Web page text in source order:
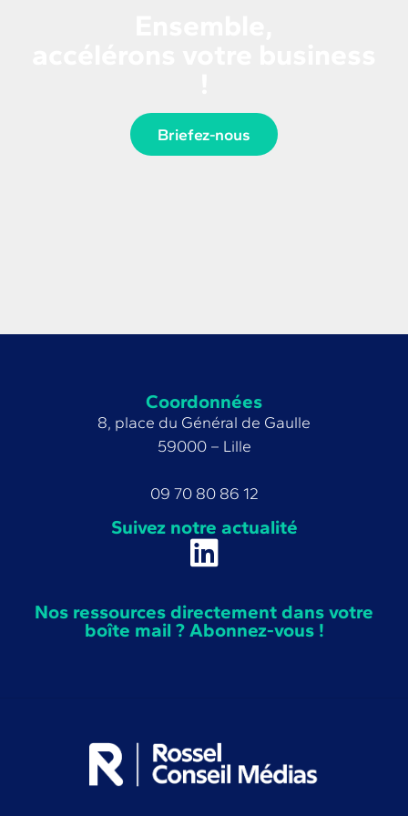
Briefez-nous
Coordonnées
8, place du Général de Gaulle
59000 – Lille
09 70 80 86 12
Suivez notre actualité
Nos ressources directement dans votre
boîte mail ? Abonnez-vous !